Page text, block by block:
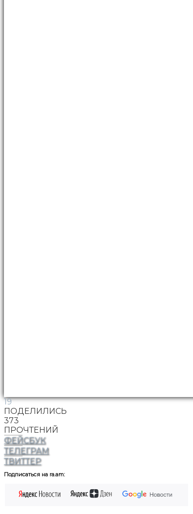
19
ПОДЕЛИЛИСЬ
373
ПРОЧТЕНИЙ
ФЕЙСБУК
ТЕЛЕГРАМ
ТВИТТЕР
Подписаться на ra.am: